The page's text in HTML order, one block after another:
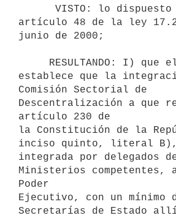
artículo 48 de la ley
junio de 2000;
establece que la
Comisión Sectorial de
Descentralización a que
artículo 230 de
la Constitución de la
inciso quinto, literal
integrada por delegados
Ministerios
Poder
Ejecutivo, con un mínimo
Secretarías de Estado